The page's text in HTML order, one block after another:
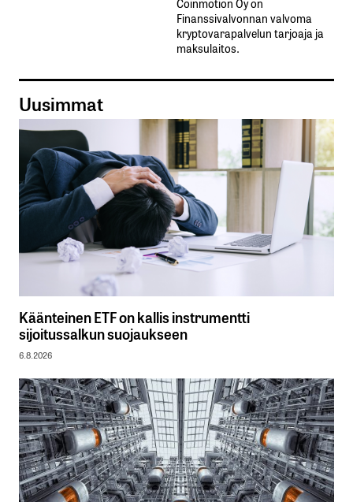
Finanssivalvonnan valvoma
kryptovarapalvelun tarjoaja ja
maksulaitos.
Uusimmat
Käänteinen ETF on kallis instrumentti
sijoitussalkun suojaukseen
6.8.2026